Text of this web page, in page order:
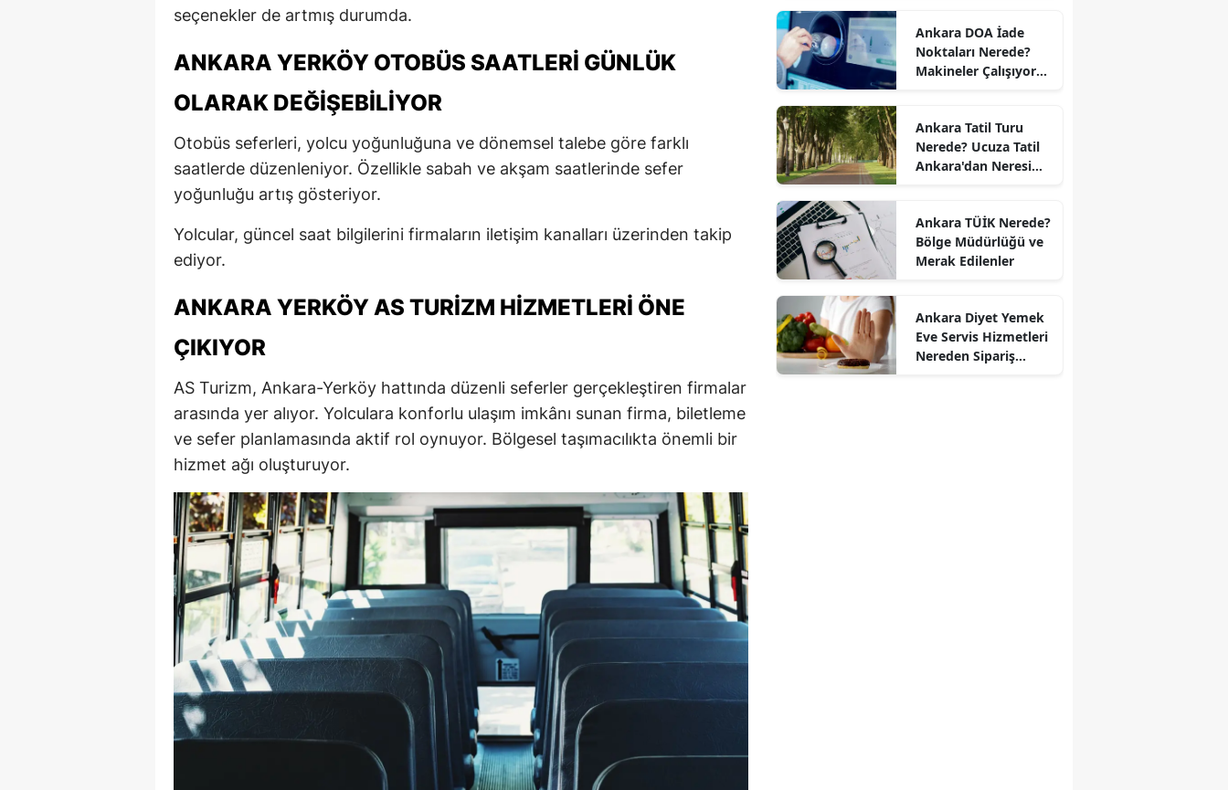
seçenekler de artmış durumda.
ANKARA YERKÖY OTOBÜS SAATLERI GÜNLÜK
OLARAK DEĞIŞEBILIYOR
Otobüs seferleri, yolcu yoğunluğuna ve dönemsel talebe göre farklı
saatlerde düzenleniyor. Özellikle sabah ve akşam saatlerinde sefer
yoğunluğu artış gösteriyor.
Yolcular, güncel saat bilgilerini firmaların iletişim kanalları üzerinden takip
ediyor.
ANKARA YERKÖY AS TURIZM HIZMETLERI ÖNE
ÇIKIYOR
AS Turizm, Ankara-Yerköy hattında düzenli seferler gerçekleştiren firmalar
arasında yer alıyor. Yolculara konforlu ulaşım imkânı sunan firma, biletleme
ve sefer planlamasında aktif rol oynuyor. Bölgesel taşımacılıkta önemli bir
hizmet ağı oluşturuyor.
Ankara DOA İade
Noktaları Nerede?
Makineler Çalışıyor
Ankara Tatil Turu
Nerede? Ucuza Tatil
Ankara'dan Neresi
Ankara TÜİK Nerede?
Bölge Müdürlüğü ve
Merak Edilenler
Ankara Diyet Yemek
Eve Servis Hizmetleri
Nereden Sipariş